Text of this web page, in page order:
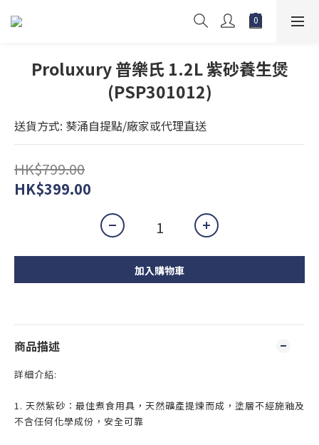
Proluxury 普樂氏 1.2L 紫砂養生煲
(PSP301012)
送貨方式: 葵涌自提點/廠家或代理直送
HK$799.00
HK$399.00
加入購物車
商品描述
詳細介紹:
1. 天然紫砂：最佳煮食用具，天然礦產提煉而成，塗層不經施釉及
不含任何化學成份，安全可靠